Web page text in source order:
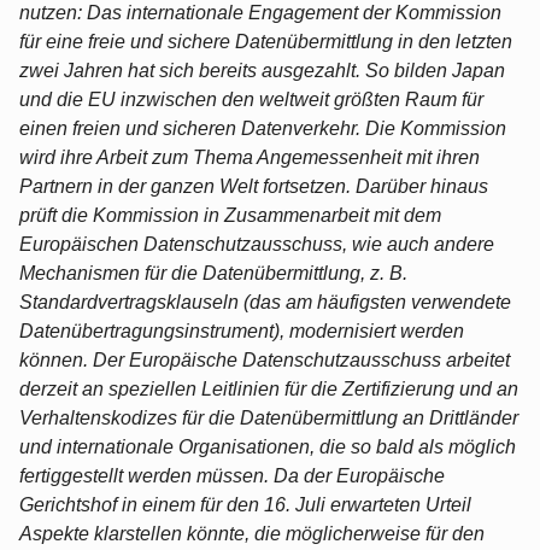
nutzen: Das internationale Engagement der Kommission
für eine freie und sichere Datenübermittlung in den letzten
zwei Jahren hat sich bereits ausgezahlt. So bilden Japan
und die EU inzwischen den weltweit größten Raum für
einen freien und sicheren Datenverkehr. Die Kommission
wird ihre Arbeit zum Thema Angemessenheit mit ihren
Partnern in der ganzen Welt fortsetzen. Darüber hinaus
prüft die Kommission in Zusammenarbeit mit dem
Europäischen Datenschutzausschuss, wie auch andere
Mechanismen für die Datenübermittlung, z. B.
Standardvertragsklauseln (das am häufigsten verwendete
Datenübertragungsinstrument), modernisiert werden
können. Der Europäische Datenschutzausschuss arbeitet
derzeit an speziellen Leitlinien für die Zertifizierung und an
Verhaltenskodizes für die Datenübermittlung an Drittländer
und internationale Organisationen, die so bald als möglich
fertiggestellt werden müssen. Da der Europäische
Gerichtshof in einem für den 16. Juli erwarteten Urteil
Aspekte klarstellen könnte, die möglicherweise für den